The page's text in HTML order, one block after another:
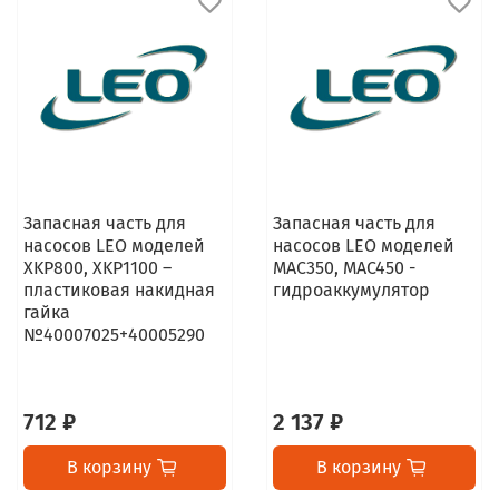
Запасная часть для
насосов LEO моделей
XKP800, XKP1100 –
пластиковая накидная
гайка
№40007025+40005290
712 ₽
В корзину
Запасная часть для
насосов LEO моделей
MAC350, MAC450 -
гидроаккумулятор
2 137 ₽
В корзину